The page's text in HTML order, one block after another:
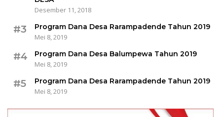
Desember 11, 2018
#3
Program Dana Desa Rarampadende Tahun 2019
Mei 8, 2019
#4
Program Dana Desa Balumpewa Tahun 2019
Mei 8, 2019
#5
Program Dana Desa Rarampadende Tahun 2019
Mei 8, 2019